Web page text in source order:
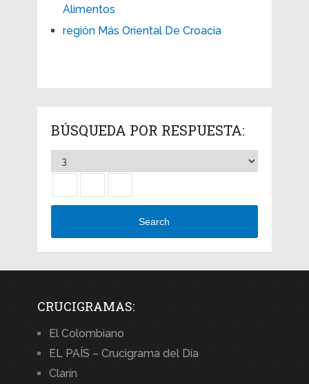
Alimentos
región Más Oriental De Croacia
BÚSQUEDA POR RESPUESTA:
Search
CRUCIGRAMAS:
El Colombiano
EL PAÍS – Crucigrama del Día
Clarín